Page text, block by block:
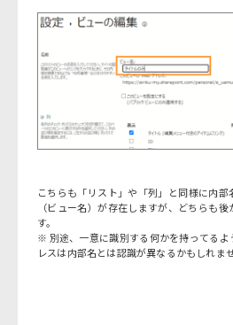
こちらも「リスト」や「列」と同様に内
（ビュー名）が存在しますが、どちらも
す。
※ 別途、一意に識別する何かを持ってるよ
レスは内部名とは認識が異なるかもしれませ